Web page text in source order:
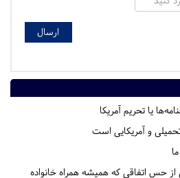
یا تحریم‌ آمریکا
و آمریکایی است
حس اتفاقی که همیشه همراه خانواده